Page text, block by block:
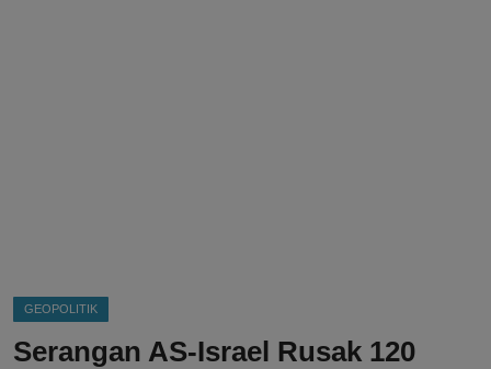
GEOPOLITIK
Serangan AS-Israel Rusak 120